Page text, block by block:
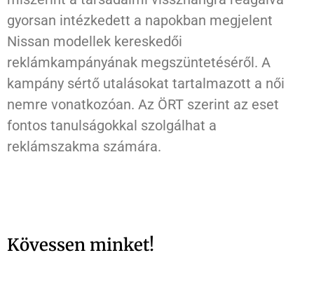
gyorsan intézkedett a napokban megjelent
Nissan modellek kereskedői
reklámkampányának megszüntetéséről. A
kampány sértő utalásokat tartalmazott a női
nemre vonatkozóan. Az ÖRT szerint az eset
fontos tanulságokkal szolgálhat a
reklámszakma számára.
Kövessen minket!